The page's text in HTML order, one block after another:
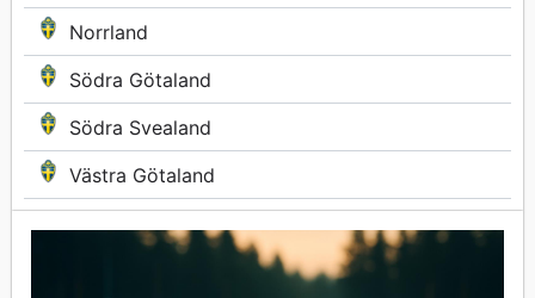
Norrland
Södra Götaland
Södra Svealand
Västra Götaland